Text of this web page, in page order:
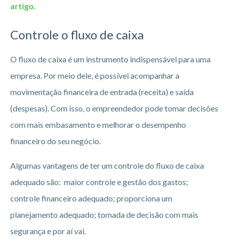
artigo.
Controle o fluxo de caixa
O fluxo de caixa é um instrumento indispensável para uma
empresa. Por meio dele, é possível acompanhar a
movimentação financeira de entrada (receita) e saída
(despesas). Com isso, o empreendedor pode tomar decisões
com mais embasamento e melhorar o desempenho
financeiro do seu negócio.
Algumas vantagens de ter um controle do fluxo de caixa
adequado são: maior controle e gestão dos gastos;
controle financeiro adequado; proporciona um
planejamento adequado; tomada de decisão com mais
segurança e por aí vai.